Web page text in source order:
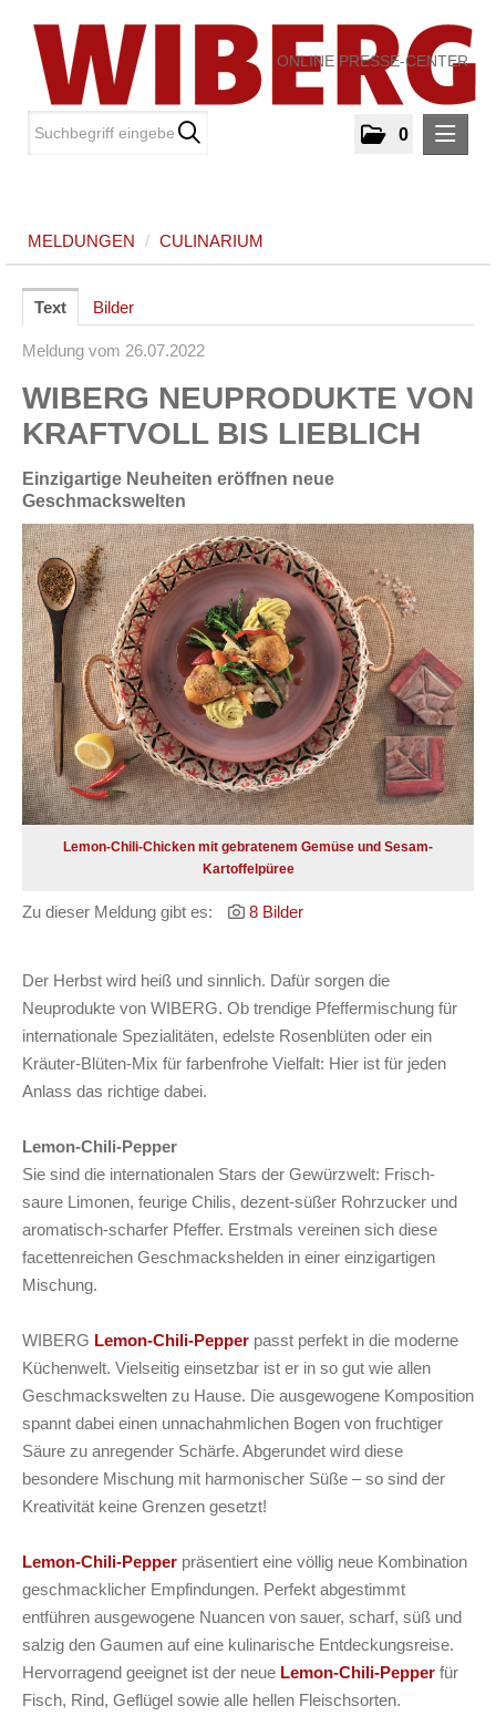
ONLINE PRESSE-CENTER
0
Culinarium
MEDIA
ÜBER UNS
KONTAKT
MELDUNGEN / CULINARIUM
Text Bilder
Meldung vom 26.07.2022
WIBERG NEUPRODUKTE VON
KRAFTVOLL BIS LIEBLICH
Einzigartige Neuheiten eröffnen neue
Geschmackswelten
Lemon-Chili-Chicken mit gebratenem Gemüse und Sesam-
Kartoffelpüree
Zu dieser Meldung gibt es: 8 Bilder
Der Herbst wird heiß und sinnlich. Dafür sorgen die
Neuprodukte von WIBERG. Ob trendige Pfeffermischung für
internationale Spezialitäten, edelste Rosenblüten oder ein
Kräuter-Blüten-Mix für farbenfrohe Vielfalt: Hier ist für jeden
Anlass das richtige dabei.
Lemon-Chili-Pepper
Sie sind die internationalen Stars der Gewürzwelt: Frisch-
saure Limonen, feurige Chilis, dezent-süßer Rohrzucker und
aromatisch-scharfer Pfeffer. Erstmals vereinen sich diese
facettenreichen Geschmackshelden in einer einzigartigen
Mischung.
WIBERG Lemon-Chili-Pepper passt perfekt in die moderne
Küchenwelt. Vielseitig einsetzbar ist er in so gut wie allen
Geschmackswelten zu Hause. Die ausgewogene Komposition
spannt dabei einen unnachahmlichen Bogen von fruchtiger
Säure zu anregender Schärfe. Abgerundet wird diese
besondere Mischung mit harmonischer Süße – so sind der
Kreativität keine Grenzen gesetzt!
Lemon-Chili-Pepper präsentiert eine völlig neue Kombination
geschmacklicher Empfindungen. Perfekt abgestimmt
entführen ausgewogene Nuancen von sauer, scharf, süß und
salzig den Gaumen auf eine kulinarische Entdeckungsreise.
Hervorragend geeignet ist der neue Lemon-Chili-Pepper für
Fisch, Rind, Geflügel sowie alle hellen Fleischsorten.